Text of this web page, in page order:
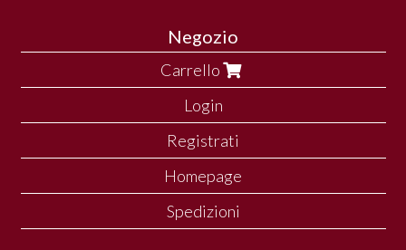
Negozio
Carrello
Login
Registrati
Homepage
Spedizioni